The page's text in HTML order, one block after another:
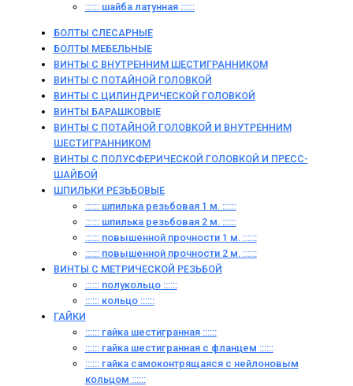
:::::: шайба латунная ::::::
БОЛТЫ СЛЕСАРНЫЕ
БОЛТЫ МЕБЕЛЬНЫЕ
ВИНТЫ С ВНУТРЕННИМ ШЕСТИГРАННИКОМ
ВИНТЫ С ПОТАЙНОЙ ГОЛОВКОЙ
ВИНТЫ С ЦИЛИНДРИЧЕСКОЙ ГОЛОВКОЙ
ВИНТЫ БАРАШКОВЫЕ
ВИНТЫ С ПОТАЙНОЙ ГОЛОВКОЙ И ВНУТРЕННИМ
ШЕСТИГРАННИКОМ
ВИНТЫ С ПОЛУСФЕРИЧЕСКОЙ ГОЛОВКОЙ И ПРЕСС-
ШАЙБОЙ
ШПИЛЬКИ РЕЗЬБОВЫЕ
:::::: шпилька резьбовая 1 м. ::::::
:::::: шпилька резьбовая 2 м. ::::::
:::::: повышенной прочности 1 м. ::::::
:::::: повышенной прочности 2 м. ::::::
ВИНТЫ C МЕТРИЧЕСКОЙ РЕЗЬБОЙ
:::::: полукольцо ::::::
:::::: кольцо ::::::
ГАЙКИ
:::::: гайка шестигранная ::::::
:::::: гайка шестигранная с фланцем ::::::
:::::: гайка самоконтрящаяся с нейлоновым
кольцом ::::::